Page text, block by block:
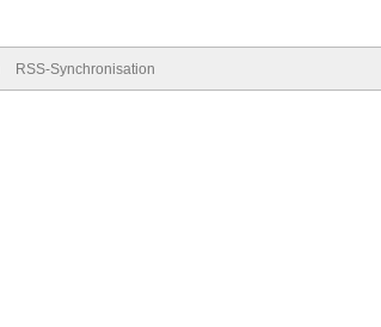
RSS-Synchronisation